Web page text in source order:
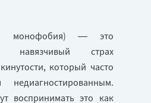
монофобия) — это
навязчивый страх
который часто
недиагностированным.
воспринимать это как